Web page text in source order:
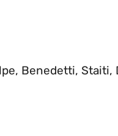
Benedetti, Staiti,